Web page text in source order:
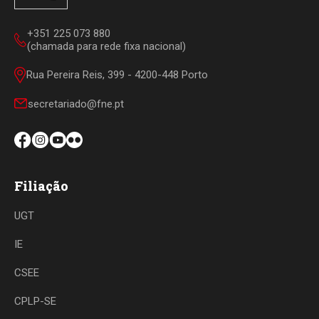
+351 225 073 880
(chamada para rede fixa nacional)
Rua Pereira Reis, 399 - 4200-448 Porto
secretariado@fne.pt
Filiação
UGT
IE
CSEE
CPLP-SE